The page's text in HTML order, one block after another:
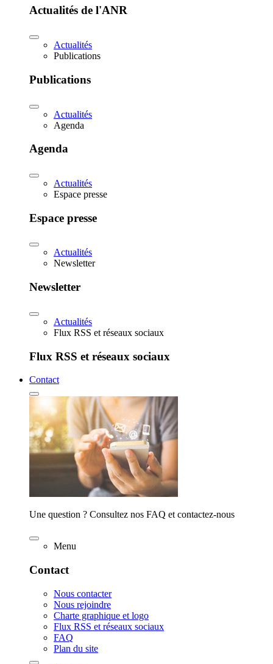
Actualités de l'ANR
Actualités
Publications
Publications
Actualités
Agenda
Agenda
Actualités
Espace presse
Espace presse
Actualités
Newsletter
Newsletter
Actualités
Flux RSS et réseaux sociaux
Flux RSS et réseaux sociaux
Contact
Une question ? Consultez nos FAQ et contactez-nous
Menu
Contact
Nous contacter
Nous rejoindre
Charte graphique et logo
Flux RSS et réseaux sociaux
FAQ
Plan du site